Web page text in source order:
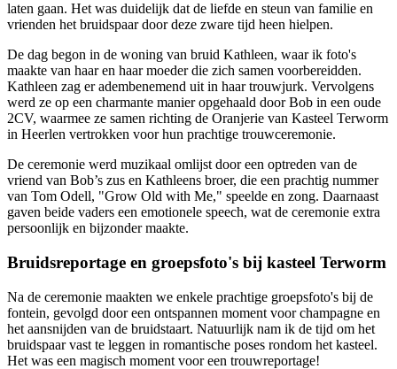
laten gaan. Het was duidelijk dat de liefde en steun van familie en
vrienden het bruidspaar door deze zware tijd heen hielpen.
De dag begon in de woning van bruid Kathleen, waar ik foto's
maakte van haar en haar moeder die zich samen voorbereidden.
Kathleen zag er adembenemend uit in haar trouwjurk. Vervolgens
werd ze op een charmante manier opgehaald door Bob in een oude
2CV, waarmee ze samen richting de Oranjerie van Kasteel Terworm
in Heerlen vertrokken voor hun prachtige trouwceremonie.
De ceremonie werd muzikaal omlijst door een optreden van de
vriend van Bob’s zus en Kathleens broer, die een prachtig nummer
van Tom Odell, "Grow Old with Me," speelde en zong. Daarnaast
gaven beide vaders een emotionele speech, wat de ceremonie extra
persoonlijk en bijzonder maakte.
Bruidsreportage en groepsfoto's bij kasteel Terworm
Na de ceremonie maakten we enkele prachtige groepsfoto's bij de
fontein, gevolgd door een ontspannen moment voor champagne en
het aansnijden van de bruidstaart. Natuurlijk nam ik de tijd om het
bruidspaar vast te leggen in romantische poses rondom het kasteel.
Het was een magisch moment voor een trouwreportage!